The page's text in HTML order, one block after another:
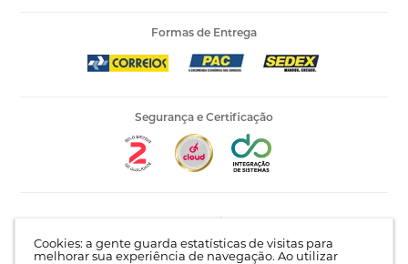
Cookies: a gente guarda estatísticas de visitas para
melhorar sua experiência de navegação. Ao utilizar
Formas de Entrega
Segurança e Certificação
Editora Vida LTDA - 53.535.423/0005-04 | AV Recife, 841 -
Guarulhos - SP | CEP 07215-030 |Mapa do site